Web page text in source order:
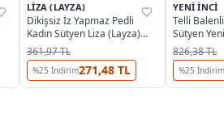
%54
LIZA (LAYZA)
Dikişsiz İz Yapmaz Pedli
Kadın Sütyen Liza (Layza)
18001
361,97 TL
%25 İndirim271,48 TL
%27
YENI İNCI
Telli
Sütyen
826,38 TL
%25 İndirim